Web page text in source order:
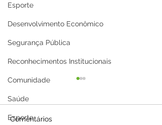
Esporte
Desenvolvimento Econômico
Segurança Pública
Reconhecimentos Institucionais
Comunidade
Saúde
Esporte
Comentários